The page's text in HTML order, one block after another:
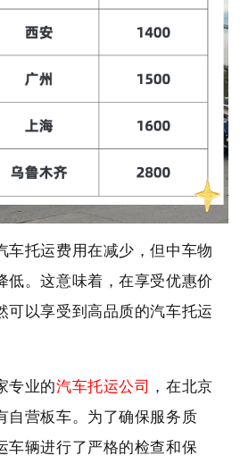
车托运费用在减少，但中车物
低。这意味着，在享受优惠价
可以享受到高品质的汽车托运
专业的汽车托运公司 ，在北京
自营板车。为了确保服务质
车辆进行了严格的检查和保